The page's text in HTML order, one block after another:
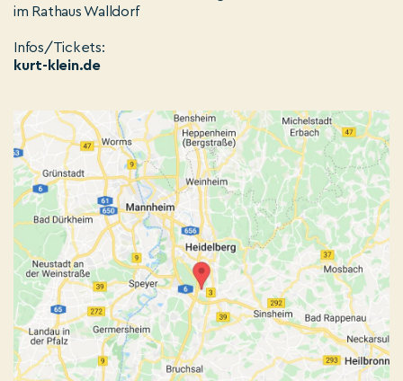
im Rathaus Walldorf
Infos/Tickets:
kurt-klein.de